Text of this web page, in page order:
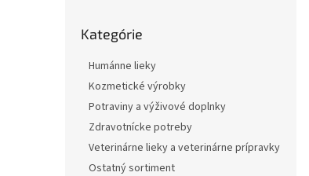
kategórie
Kategórie
Humánne lieky
Kozmetické výrobky
Potraviny a výživové doplnky
Zdravotnícke potreby
Veterinárne lieky a veterinárne prípravky
Ostatný sortiment